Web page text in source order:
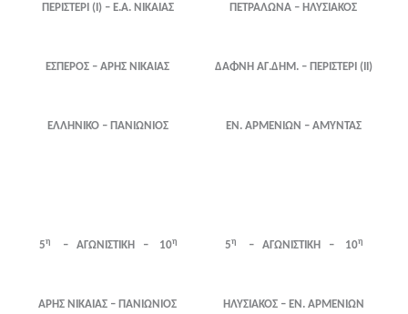
ΠΕΡΙΣΤΕΡΙ (Ι) – Ε.Α. ΝΙΚΑΙΑΣ
ΕΣΠΕΡΟΣ – ΑΡΗΣ ΝΙΚΑΙΑΣ
ΕΛΛΗΝΙΚΟ – ΠΑΝΙΩΝΙΟΣ
ΠΕΤΡΑΛΩΝΑ – ΗΛΥΣΙΑΚΟΣ
ΔΑΦΝΗ ΑΓ.ΔΗΜ. – ΠΕΡΙΣΤΕΡΙ (ΙΙ)
ΕΝ. ΑΡΜΕΝΙΩΝ – ΑΜΥΝΤΑΣ
5η – ΑΓΩΝΙΣΤΙΚΗ – 10η 5η – ΑΓΩΝΙΣΤΙΚΗ – 10η
ΑΡΗΣ ΝΙΚΑΙΑΣ – ΠΑΝΙΩΝΙΟΣ ΗΛΥΣΙΑΚΟΣ – ΕΝ. ΑΡΜΕΝΙΩΝ